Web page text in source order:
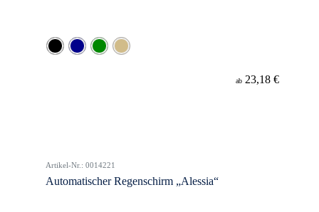
ab 23,18 €
Artikel-Nr.: 0014221
Automatischer Regenschirm „Alessia“